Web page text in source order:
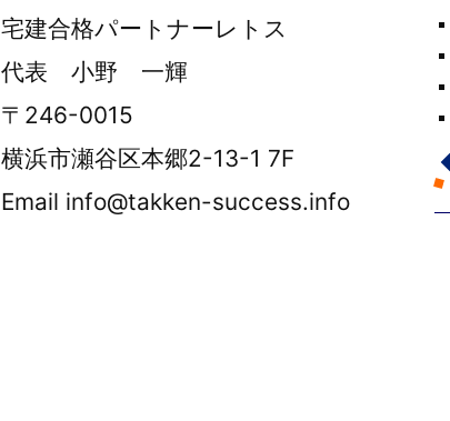
宅建合格パートナーレトス
代表 小野 一輝
〒246-0015
横浜市瀬谷区本郷2-13-1 7F
Email info@takken-success.info